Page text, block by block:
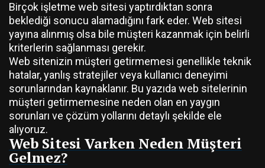
Birçok işletme web sitesi yaptırdıktan sonra
beklediği sonucu alamadığını fark eder. Web sitesi
yayına alınmış olsa bile müşteri kazanmak için belirli
kriterlerin sağlanması gerekir.
Web sitenizin müşteri getirmemesi genellikle teknik
hatalar, yanlış stratejiler veya kullanıcı deneyimi
sorunlarından kaynaklanır. Bu yazıda web sitelerinin
müşteri getirmemesine neden olan en yaygın
sorunları ve çözüm yollarını detaylı şekilde ele
alıyoruz.
Web Sitesi Varken Neden Müşteri
Gelmez?